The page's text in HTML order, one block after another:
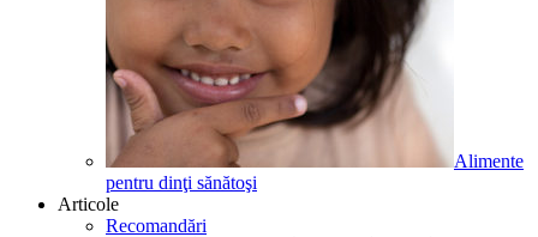
Alimente
pentru dinţi sănătoşi
Articole
Recomandări